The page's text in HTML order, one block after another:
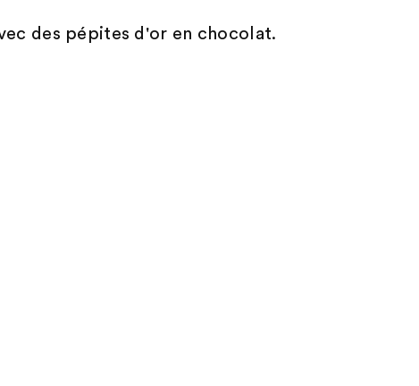
des pépites d'or en chocolat.